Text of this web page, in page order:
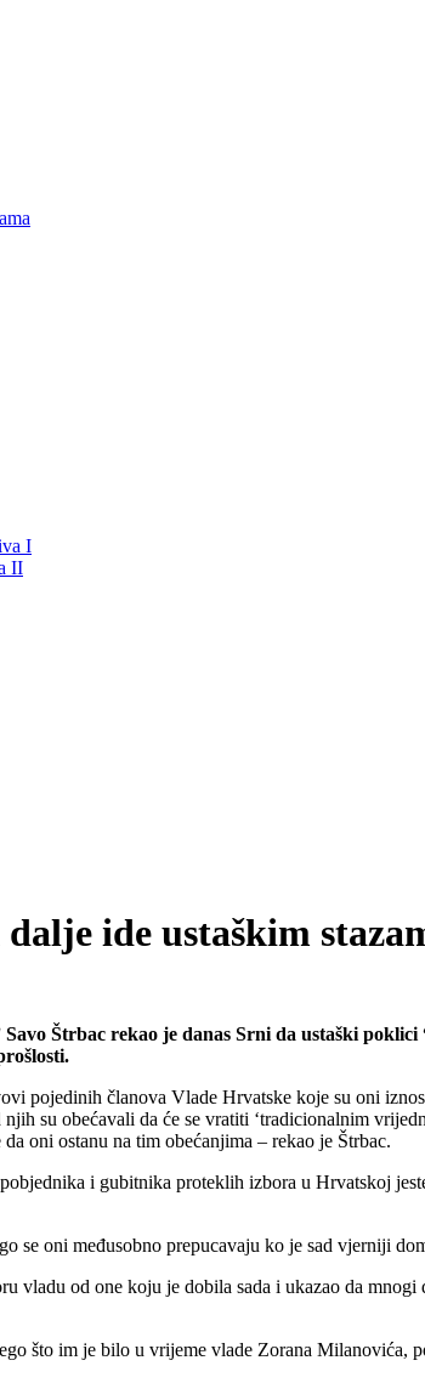
I
II
ide ustaškim
Štrbac rekao je danas Srni da ustaški
pojedinih članova Vlade Hrvatske koje su oni
su obećavali da će se vratiti ‘tradicionalnim
oni ostanu na tim obećanjima – rekao je Štrbac.
i gubitnika proteklih izbora u Hrvatskoj
se oni međusobno prepucavaju ko je sad vjerniji
vladu od one koju je dobila sada i ukazao da
što im je bilo u vrijeme vlade Zorana